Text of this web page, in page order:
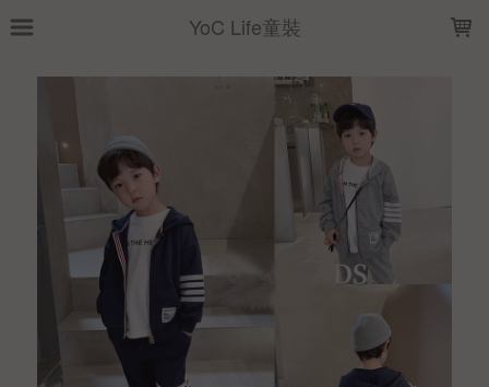
YoC Life童裝